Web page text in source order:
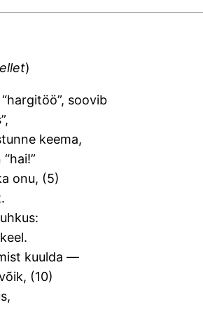
)
soovib
keema,
onu, (5)
kuulda —
(10)